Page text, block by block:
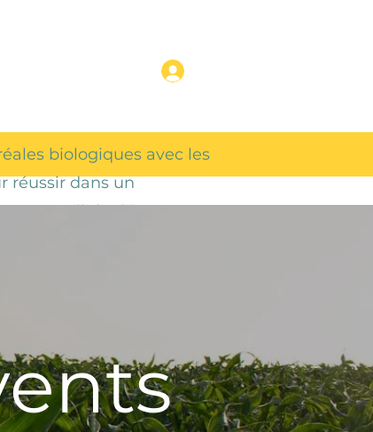
biologiques avec les
réussir dans un
un outil de découverte